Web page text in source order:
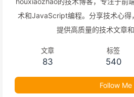
术和JavaScript编程。分享技术心得
提供高质量的技术文章和
文章
83
标签
540
Follow Me